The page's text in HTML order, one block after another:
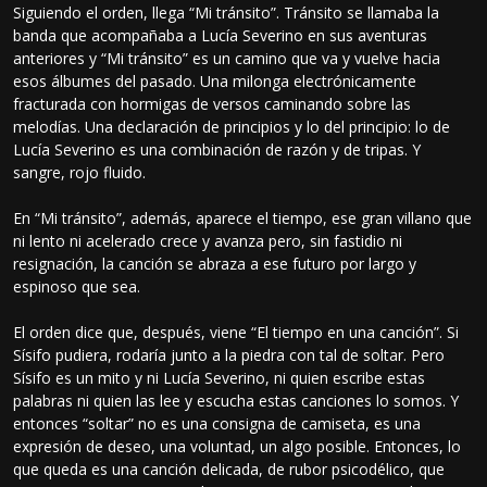
Siguiendo el orden, llega “Mi tránsito”. Tránsito se llamaba la
banda que acompañaba a Lucía Severino en sus aventuras
anteriores y “Mi tránsito” es un camino que va y vuelve hacia
esos álbumes del pasado. Una milonga electrónicamente
fracturada con hormigas de versos caminando sobre las
melodías. Una declaración de principios y lo del principio: lo de
Lucía Severino es una combinación de razón y de tripas. Y
sangre, rojo fluido.
En “Mi tránsito”, además, aparece el tiempo, ese gran villano que
ni lento ni acelerado crece y avanza pero, sin fastidio ni
resignación, la canción se abraza a ese futuro por largo y
espinoso que sea.
El orden dice que, después, viene “El tiempo en una canción”. Si
Sísifo pudiera, rodaría junto a la piedra con tal de soltar. Pero
Sísifo es un mito y ni Lucía Severino, ni quien escribe estas
palabras ni quien las lee y escucha estas canciones lo somos. Y
entonces “soltar” no es una consigna de camiseta, es una
expresión de deseo, una voluntad, un algo posible. Entonces, lo
que queda es una canción delicada, de rubor psicodélico, que